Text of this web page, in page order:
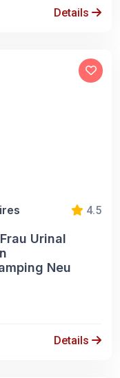
Details
4.5
Urinal
Neu
Details